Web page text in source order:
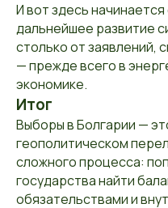
И вот здесь
дальнейшее развитие
столько от заявлений,
— прежде всего в
экономике.
Итог
Выборы в Болгарии —
геополитическом
сложного процесса:
государства найти
обязательствами и